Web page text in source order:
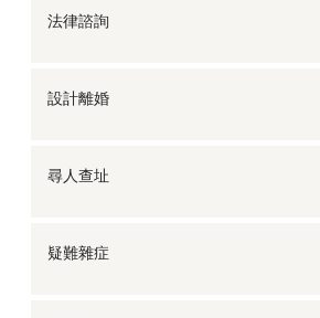
法律諮詢
設計離婚
尋人查址
疑難雜症